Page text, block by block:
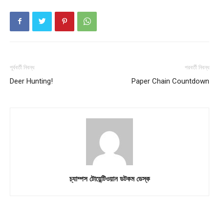
পূর্ববর্তী নিবন্ধ
Deer Hunting!
পরবর্তী নিবন্ধ
Paper Chain Countdown
চ্যাম্পস টোয়েন্টিওয়ান ডটকম ডেস্ক